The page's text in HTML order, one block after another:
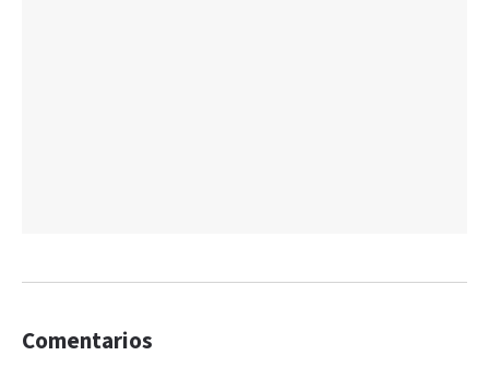
Comentarios